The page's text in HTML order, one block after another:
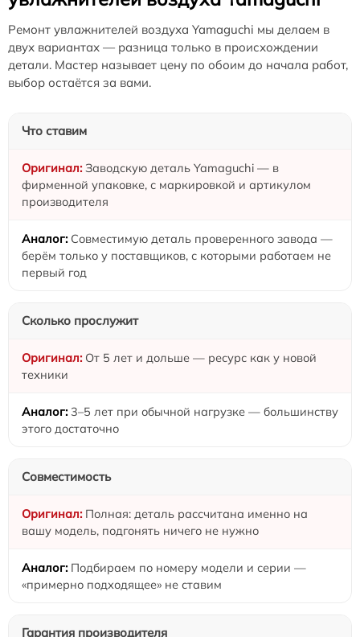
Ремонт увлажнителей воздуха Yamaguchi мы делаем в
двух вариантах — разница только в происхождении
детали. Мастер называет цену по обоим до начала работ,
выбор остаётся за вами.
Что ставим
Заводскую деталь Yamaguchi — в
фирменной упаковке, с маркировкой и артикулом
производителя
Совместимую деталь проверенного завода —
берём только у поставщиков, с которыми работаем не
первый год
Сколько прослужит
От 5 лет и дольше — ресурс как у новой
техники
3–5 лет при обычной нагрузке — большинству
этого достаточно
Совместимость
Полная: деталь рассчитана именно на
вашу модель, подгонять ничего не нужно
Подбираем по номеру модели и серии —
«примерно подходящее» не ставим
Гарантия производителя